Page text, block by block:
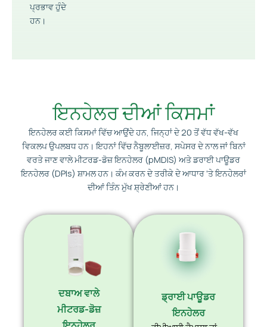
ਪ੍ਰਭਾਵ ਹੁੰਦੇ
ਹਨ।
ਇਨਹੇਲਰ ਦੀਆਂ ਕਿਸਮਾਂ
ਇਨਹੇਲਰ ਕਈ ਕਿਸਮਾਂ ਵਿੱਚ ਆਉਂਦੇ ਹਨ, ਜਿਨ੍ਹਾਂ ਦੇ 20 ਤੋਂ ਵੱਧ ਵੱਖ-ਵੱਖ
ਵਿਕਲਪ ਉਪਲਬਧ ਹਨ। ਇਹਨਾਂ ਵਿੱਚ ਨੈਬੂਲਾਈਜ਼ਰ, ਸਪੇਸਰ ਦੇ ਨਾਲ ਜਾਂ ਬਿਨਾਂ
ਵਰਤੇ ਜਾਣ ਵਾਲੇ ਮੀਟਰਡ-ਡੋਜ਼ ਇਨਹੇਲਰ (pMDIS) ਅਤੇ ਡਰਾਈ ਪਾਊਡਰ
ਇਨਹੇਲਰ (DPIs) ਸ਼ਾਮਲ ਹਨ। ਕੰਮ ਕਰਨ ਦੇ ਤਰੀਕੇ ਦੇ ਆਧਾਰ 'ਤੇ ਇਨਹੇਲਰਾਂ
ਦੀਆਂ ਤਿੰਨ ਮੁੱਖ ਸ਼੍ਰੇਣੀਆਂ ਹਨ।
ਦਬਾਅ ਵਾਲੇ
ਮੀਟਰਡ-ਡੋਜ਼
ਡ੍ਰਾਈ ਪਾਊਡਰ
ਇਨਹੇਲਰ